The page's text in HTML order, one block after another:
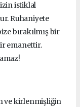
istiklal
Ruhaniyete
bırakılmış bir
emanettir.
ve kirlenmişliğin